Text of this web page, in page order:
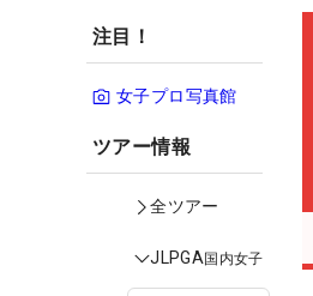
注目！
女子プロ写真館
ツアー情報
全ツアー
JLPGA国内女子